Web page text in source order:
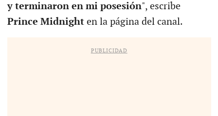
y terminaron en mi posesión", escribe
Prince Midnighten la página del canal.
PUBLICIDAD